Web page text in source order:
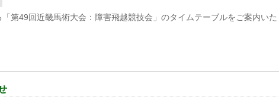
第49回近畿馬術大会：障害飛越競技会」のタイムテーブルをご案内いた